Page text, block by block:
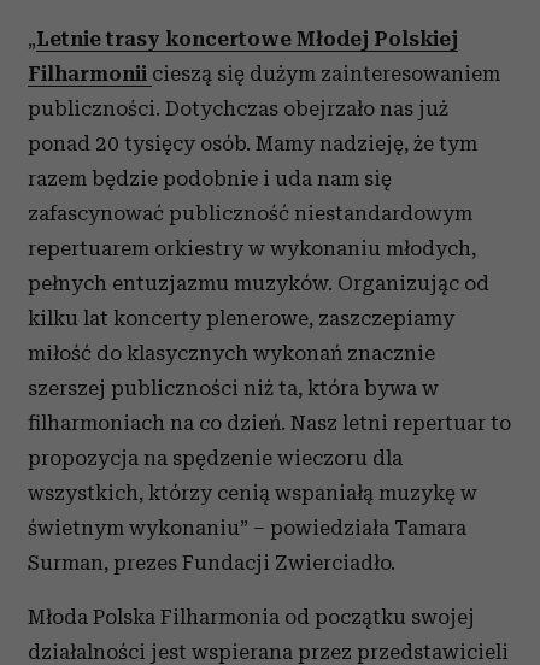
i reklam, aby oferować funkcje społecznościowe i
analizować ruch w naszej witrynie. Informacje o tym, jak
korzystasz z naszej witryny, udostępniamy partnerom
społecznościowym, reklamowym i analitycznym.
Partnerzy mogą połączyć te informacje z innymi danymi
otrzymanymi od Ciebie lub uzyskanymi podczas
korzystania z ich usług.
„Letnie trasy koncertowe Młodej Polskiej
Filharmonii cieszą się dużym zainteresowaniem
publiczności. Dotychczas obejrzało nas już
ponad 20 tysięcy osób. Mamy nadzieję, że tym
razem będzie podobnie i uda nam się
zafascynować publiczność niestandardowym
repertuarem orkiestry w wykonaniu młodych,
pełnych entuzjazmu muzyków. Organizując od
kilku lat koncerty plenerowe, zaszczepiamy
miłość do klasycznych wykonań znacznie
szerszej publiczności niż ta, która bywa w
filharmoniach na co dzień. Nasz letni repertuar to
propozycja na spędzenie wieczoru dla
wszystkich, którzy cenią wspaniałą muzykę w
świetnym wykonaniu” – powiedziała Tamara
Surman, prezes Fundacji Zwierciadło.
Młoda Polska Filharmonia od początku swojej
działalności jest wspierana przez przedstawicieli